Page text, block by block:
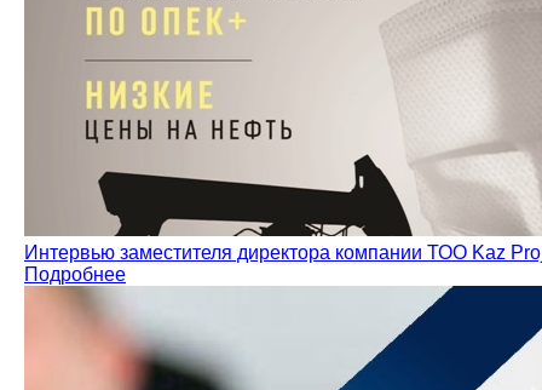
Интервью заместителя директора компании ТОО Kaz
Подробнее